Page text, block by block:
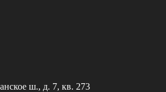
ш., д. 7, кв. 273